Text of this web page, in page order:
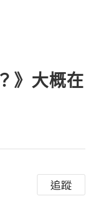
》大概在
追蹤